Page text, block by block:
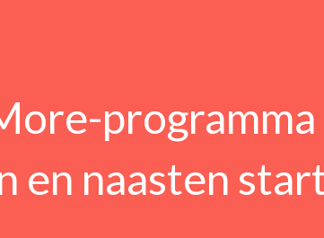
en naasten